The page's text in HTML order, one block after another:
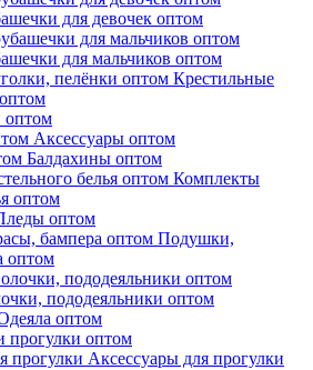
для девочек оптом
для мальчиков оптом
Крестильные
оптом
Аксессуары оптом
Балдахины оптом
Комплекты
оптом
оптом
Подушки,
оптом
пододеяльники оптом
оптом
прогулки оптом
Аксессуары для прогулки